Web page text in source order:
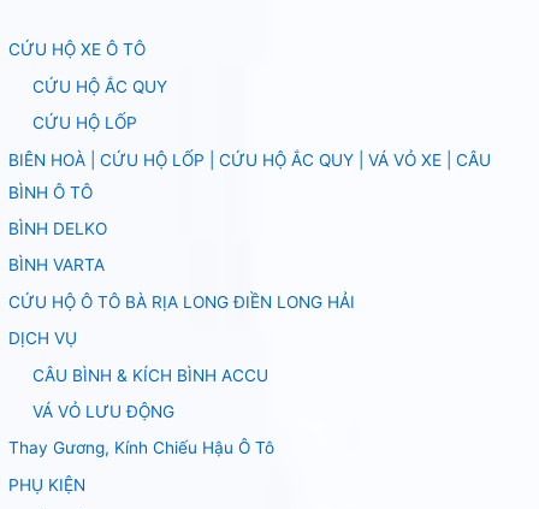
CỨU HỘ XE Ô TÔ
CỨU HỘ ẮC QUY
CỨU HỘ LỐP
BIÊN HOÀ | CỨU HỘ LỐP | CỨU HỘ ẮC QUY | VÁ VỎ XE | CÂU
BÌNH Ô TÔ
BÌNH DELKO
BÌNH VARTA
CỨU HỘ Ô TÔ BÀ RỊA LONG ĐIỀN LONG HẢI
DỊCH VỤ
CÂU BÌNH & KÍCH BÌNH ACCU
VÁ VỎ LƯU ĐỘNG
Thay Gương, Kính Chiếu Hậu Ô Tô
PHỤ KIỆN